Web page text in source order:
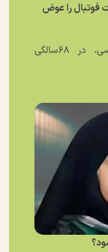
فوتبال را عوض
خورخه مسی، پدر لیونل مسی، در ۶۸سالگی